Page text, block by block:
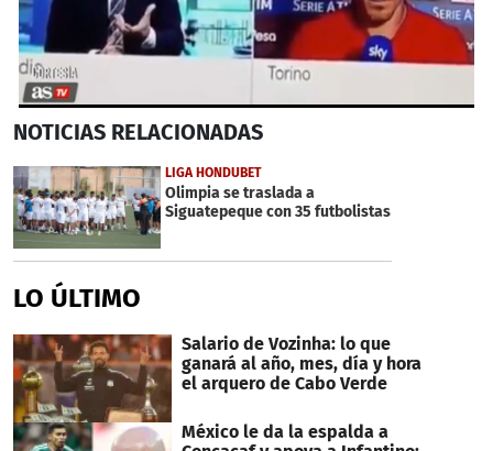
seconds
31
seconds
NOTICIAS RELACIONADAS
LIGA HONDUBET
Olimpia se traslada a
Siguatepeque con 35 futbolistas
LO ÚLTIMO
Salario de Vozinha: lo que
ganará al año, mes, día y hora
el arquero de Cabo Verde
México le da la espalda a